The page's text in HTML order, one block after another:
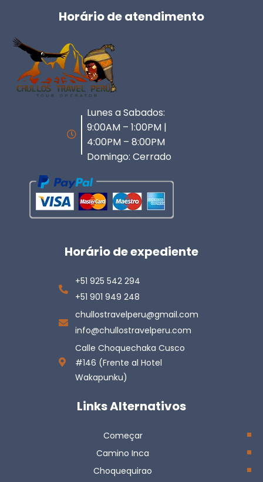
Horário de atendimento
Lunes a Sabados:
9:00AM – 1:00PM |
4:00PM – 8:00PM
Domingo: Cerrado
Horário de expediente
+51 925 542 294
+51 901 949 248
chullostravelperu@gmail.com
info@chullostravelperu.com
Calle Choquechaka Cusco
#146 (Frente al Hotel
Wakapunku)
Links Alternativos
Começar
Camino Inca
Choquequirao